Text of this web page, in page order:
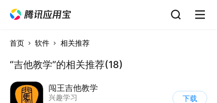
首页 软件 相关推荐
“吉他教学”的相关推荐(18)
闯王吉他教学
兴趣学习
下载